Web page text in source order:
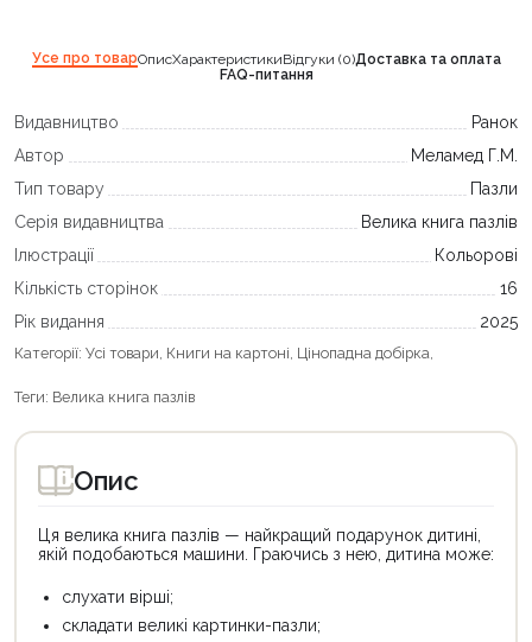
Усе про товарОписХарактеристикиВідгуки (0)Доставка та оплата
FAQ-питання
Видавництво
Ранок
Автор
Меламед Г.М.
Тип товару
Пазли
Серія видавництва
Велика книга пазлів
Ілюстрації
Кольорові
Кількість сторінок
16
Рік видання
2025
Категорії: Усі товари, Книги на картоні, Цінопадна добірка,
Теги: Велика книга пазлів
Опис
Ця велика книга пазлів — найкращий подарунок дитині,
якій подобаються машини. Граючись з нею, дитина може:
слухати вірші;
складати великі картинки-пазли;